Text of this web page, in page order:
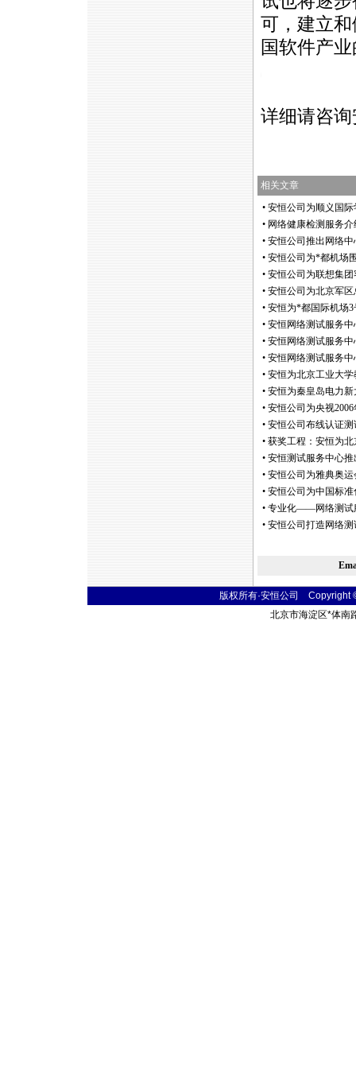
可，建立
国软件产
详细请咨
相关文章
• 安恒公司为顺义国
• 网络健康检测服务
• 安恒公司推出网络
• 安恒公司为*都机场
• 安恒公司为联想集
• 安恒公司为北京军
• 安恒为*都国际机场
• 安恒网络测试服务中
• 安恒网络测试服务
• 安恒网络测试服务
• 安恒为北京工业大
• 安恒为秦皇岛电力
• 安恒公司为央视
• 安恒公司布线认证测
• 获奖工程：安恒为
• 安恒测试服务中心
• 安恒公司为雅典奥
• 安恒公司为中国标
• 专业化――网络测试
• 安恒公司打造网络
版权所有·安恒公司
北京市海淀区*体南